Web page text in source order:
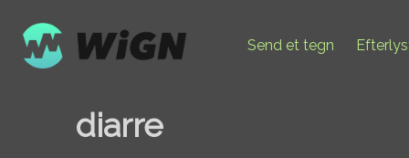
Send et tegn
diarre